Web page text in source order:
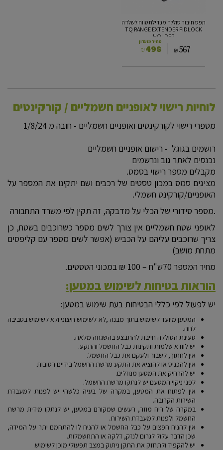
EXTENDER
FIDLOCK
תפס חיבור סוללה מגדילת טווח לשלדה
TQ RANGE EXTENDER FIDLOCK
HOLDER
מחיר מועדון
498
₪ 567
₪
לוחיות רישוי לאופניים חשמליים / קורקינטים
מספרי רישוי לקורקינטים ואופניים חשמליים - חובה מ 1/8/24
רושמים בגוגל - רישום אופניים חשמליים
נכנסים לאתר גוב ונרשמים
מקבלים מספר רישוי בסמס.
מציגים סמס במכון טסטים של רכבים ושם יתקינו את המספר על
האופניים/קורקינט חשמלי.
.מספר סידורי של הכלי על מדבקה, זה תקין לפי משרד התחבורה
לאופני שטח חשמליים אין צורך לשים מספר כשרוכבים בשטח, כן
צריך שרוכבים עליהם על הכביש (אפשר לשים מספר עם קליפסים
מתחת מושב)
מחיר המספר 70ש"ח – 100 ₪ במכוני הטסטים.
הוראות בטיחות לשימוש במטען:
יש לפעול לפי כללי הבטיחות בעת שימוש במטען:
המטען מיועד לשימוש בתוך מבנה ,לא לשימוש חיצוני ולא לשימוש בסביבה
לחה.
טעינת הסוללה חייבת להתבצע בהשגחה מלאה.
יש לוודא שלמות ותקינות כבל החשמל והתקע.
אין לחתוך, לשבור ולעקם את כבל החשמל.
אין להכניס או להוציא את התקע מרשת החשמל בידיים רטובות.
יש להרחיק את המטען מנוזלים.
לפני ניקוי המטעם יש לנתקו מרשת החשמל.
אין לפתוח את המטען, במקרה של בעיה כלשהי יש לפנות למעבדת
השירות הקרובה.
במקרה של ריח מוזר, רעשים שמקורם במטען, יש לנתקו מידית מרשת
החשמל ולפנות למעבדת השירות.
אין להניח חפצים על כבל החשמל או להניח לו להתחמם יתר על המידה,
שכן הדבר עלול לגרום לנזק, דלקה או התחשמלות.
יש להקפיד ולתחזק את התקן ניתוק במצב תפעולי מוכן לשימוש.